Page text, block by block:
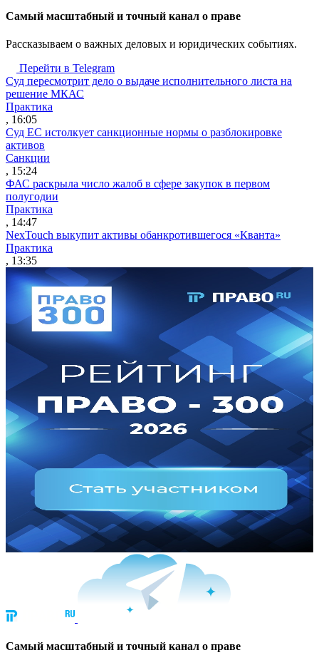
Cамый масштабный и точный канал о праве
Рассказываем о важных деловых и юридических событиях.
Перейти в Telegram
Суд пересмотрит дело о выдаче исполнительного листа на
решение МКАС
Практика
, 16:05
Суд ЕС истолкует санкционные нормы о разблокировке
активов
Санкции
, 15:24
ФАС раскрыла число жалоб в сфере закупок в первом
полугодии
Практика
, 14:47
NexTouch выкупит активы обанкротившегося «Кванта»
Практика
, 13:35
Cамый масштабный и точный канал о праве